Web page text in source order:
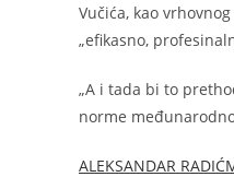
Vučića, kao
„efikasno,
„A i tada bi to
norme
ALEKSANDAR RADIĆ